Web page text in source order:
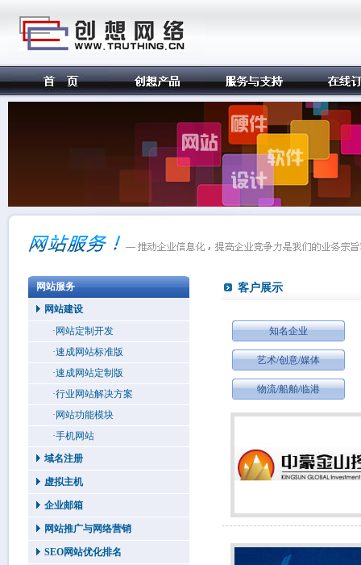
网站服务
网站建设
·网站定制开发
·速成网站标准版
·速成网站定制版
·行业网站解决方案
·网站功能模块
·手机网站
域名注册
虚拟主机
企业邮箱
网站推广与网络营销
SEO网站优化排名
客户展示
知名企业
艺术/创意/媒体
物流/船舶/临港